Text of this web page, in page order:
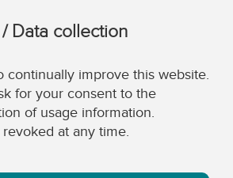
Data collection
continually improve this website.
for your consent to the
of usage information.
at any time.